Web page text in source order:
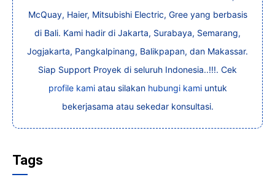
McQuay, Haier, Mitsubishi Electric, Gree yang berbasis
di Bali. Kami hadir di Jakarta, Surabaya, Semarang,
Jogjakarta, Pangkalpinang, Balikpapan, dan Makassar.
Siap Support Proyek di seluruh Indonesia..!!!. Cek
profile kamiatau silakan hubungi kamiuntuk
bekerjasama atau sekedar konsultasi.
Tags